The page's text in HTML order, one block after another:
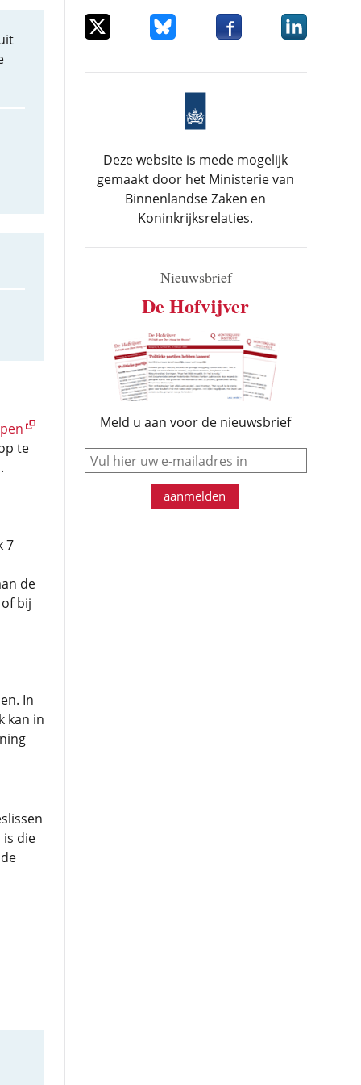
te
7
de
bij
In
kan in
die
Deel dit item op XDeel dit item op Bluesky
Deel dit item op
Deel dit
Deze website is mede mogelijk
gemaakt door het Ministerie van
Binnenlandse Zaken en
Koninkrijksrelaties.
Nieuwsbrief
De Hofvijver
Meld u aan voor de nieuwsbrief
e-mail
aanmelden